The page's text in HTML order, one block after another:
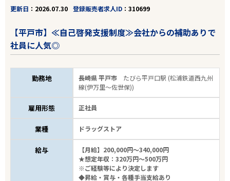
更新日
2026.07.30 登録販売者求人ID 310699
【平戸市】≪自己啓発支援制度≫会社からの補助ありで
社員に人気◎
勤務地 長崎県 平戸市 たびら平戸口駅 (松浦鉄道西九州
線(伊万里～佐世保))
雇用形態 正社員
業種 ドラッグストア
給与
【月給】200,000円～340,000円
★想定年収：320万円～500万円
※ご経験等により決定します
◆昇給・賞与・各種手当支給あり